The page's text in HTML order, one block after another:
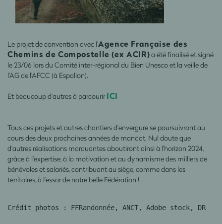
Le projet de convention avec l’Agence Française des
Chemins de Compostelle (ex ACIR)a été finalisé et signé
le 23/06 lors du Comité inter-régional du Bien Unesco et la veille de
l’AG de l’AFCC (à Espalion).
Et beaucoup d’autres à parcourir ICI
Tous ces projets et autres chantiers d’envergure se poursuivront au
cours des deux prochaines années de mandat. Nul doute que
d’autres réalisations marquantes aboutiront ainsi à l’horizon 2024,
grâce à l’expertise, à la motivation et au dynamisme des milliers de
bénévoles et salariés, contribuant au siège, comme dans les
territoires, à l’essor de notre belle Fédération !
Crédit photos : FFRandonnée, ANCT, Adobe stock, DR